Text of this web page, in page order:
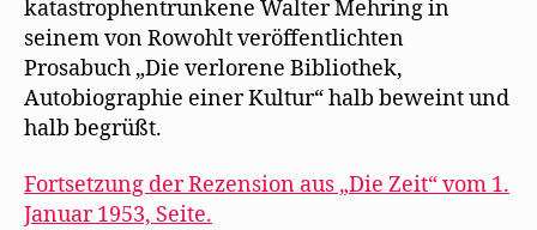
katastrophentrunkene Walter Mehring in
seinem von Rowohlt veröffentlichten
Prosabuch „Die verlorene Bibliothek,
Autobiographie einer Kultur“ halb beweint und
halb begrüßt.
Fortsetzung der Rezension aus „Die Zeit“ vom 1.
Januar 1953, Seite.